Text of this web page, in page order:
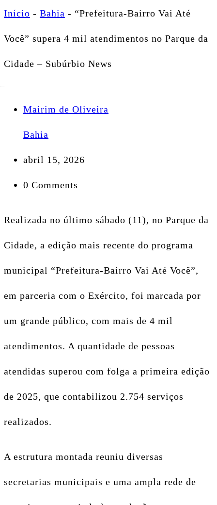
Início - Bahia - “Prefeitura-Bairro Vai Até
Você” supera 4 mil atendimentos no Parque da
Cidade – Subúrbio News
Mairim de Oliveira
Bahia
abril 15, 2026
0 Comments
Realizada no último sábado (11), no Parque da
Cidade, a edição mais recente do programa
municipal “Prefeitura-Bairro Vai Até Você”,
em parceria com o Exército, foi marcada por
um grande público, com mais de 4 mil
atendimentos. A quantidade de pessoas
atendidas superou com folga a primeira edição
de 2025, que contabilizou 2.754 serviços
realizados.
A estrutura montada reuniu diversas
secretarias municipais e uma ampla rede de